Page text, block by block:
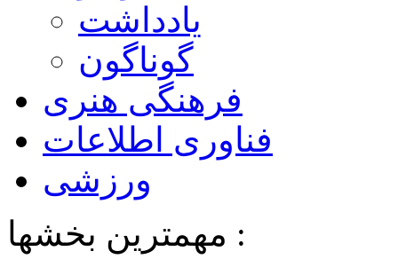
یادداشت
گوناگون
فرهنگی هنری
فناوری اطلاعات
ورزشی
مهمترین بخشها :